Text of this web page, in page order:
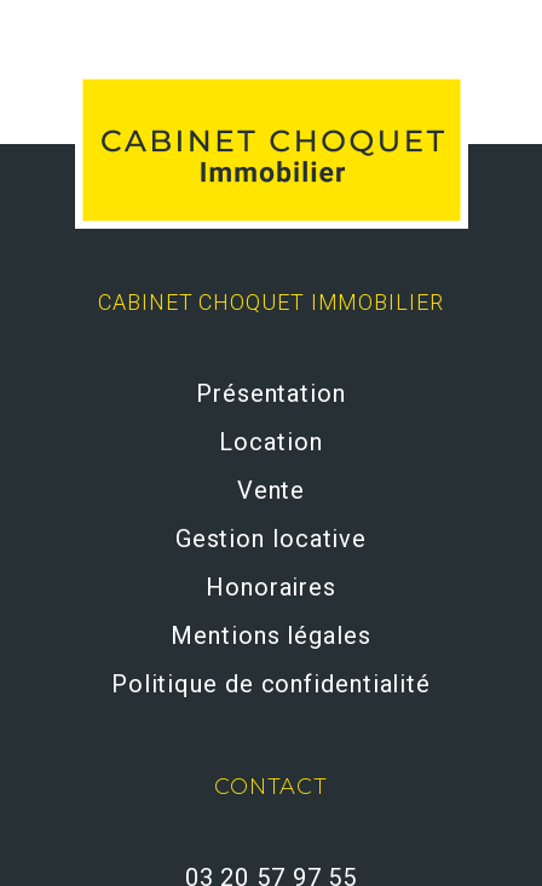
CABINET CHOQUET IMMOBILIER
Présentation
Location
Vente
Gestion locative
Honoraires
Mentions légales
Politique de confidentialité
CONTACT
03 20 57 97 55